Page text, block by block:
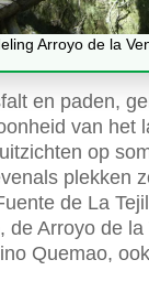
Arroyo de la
en paden,
van het
op
plekken
de La
de Arroyo de
Quemao,